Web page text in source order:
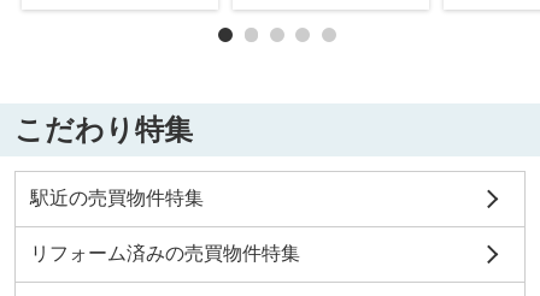
こだわり特集
駅近の売買物件特集
リフォーム済みの売買物件特集